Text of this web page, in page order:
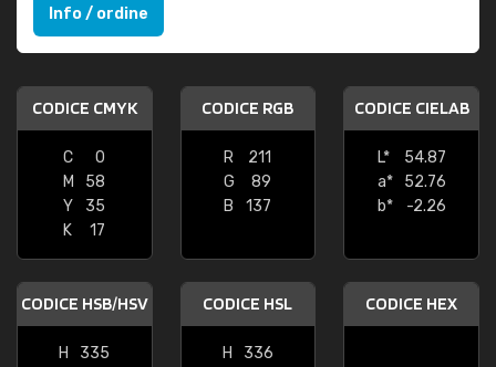
Info / ordine
CODICE CMYK
C
0
M
58
Y
35
K
17
CODICE RGB
R
211
G
89
B
137
CODICE CIELAB
L*
54.87
a*
52.76
b*
-2.26
CODICE HSB/HSV
H
335
CODICE HSL
H
336
CODICE HEX